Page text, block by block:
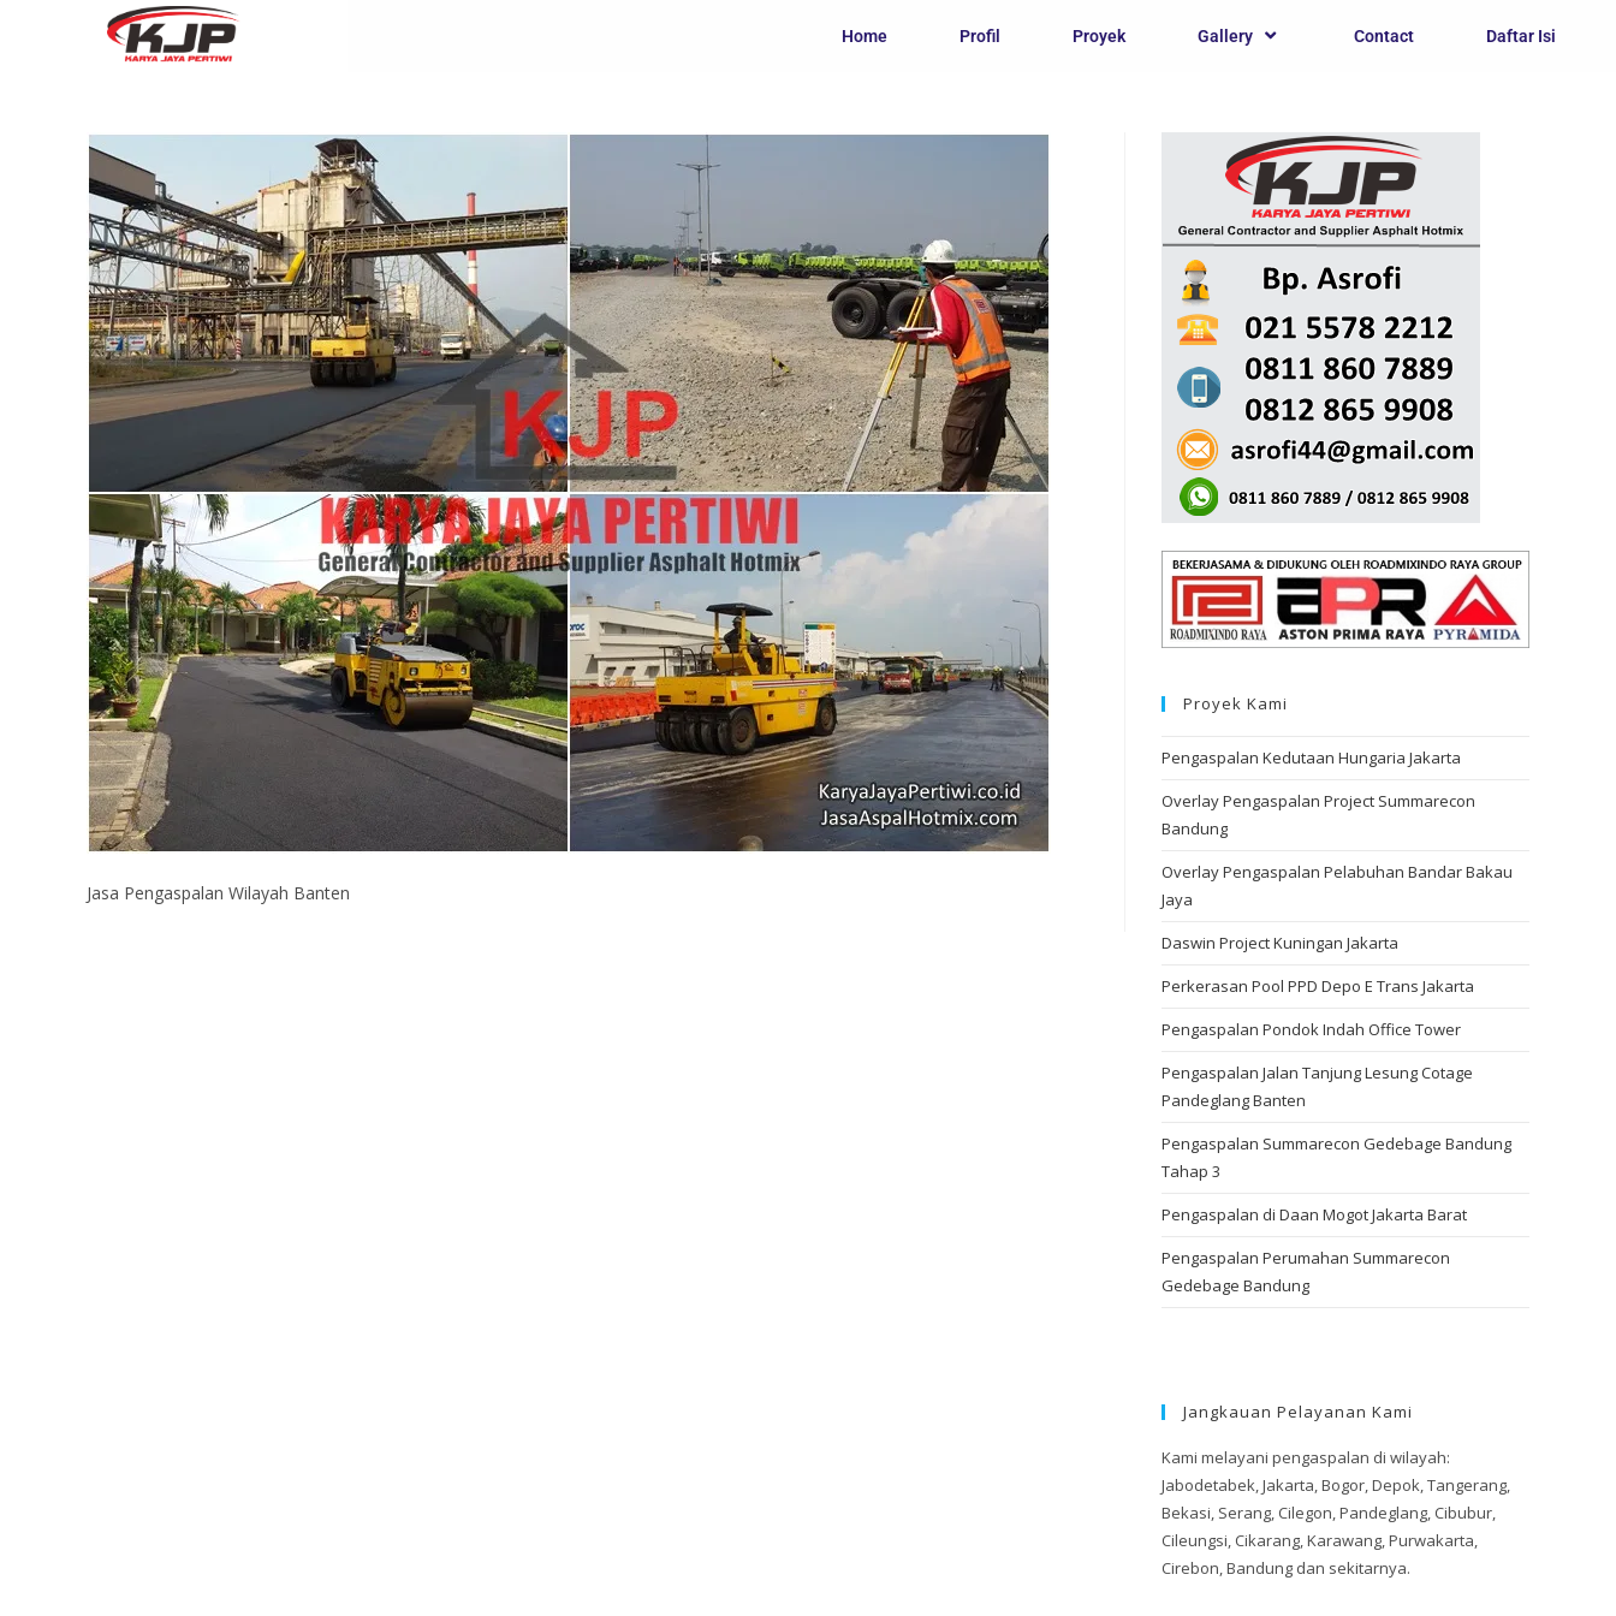
Home Profil Proyek Gallery Contact Daftar Isi
Jasa Pengaspalan Wilayah Banten
Proyek Kami
Pengaspalan Kedutaan Hungaria Jakarta
Overlay Pengaspalan Project Summarecon
Bandung
Overlay Pengaspalan Pelabuhan Bandar Bakau
Jaya
Daswin Project Kuningan Jakarta
Perkerasan Pool PPD Depo E Trans Jakarta
Pengaspalan Pondok Indah Office Tower
Pengaspalan Jalan Tanjung Lesung Cotage
Pandeglang Banten
Pengaspalan Summarecon Gedebage Bandung
Tahap 3
Pengaspalan di Daan Mogot Jakarta Barat
Pengaspalan Perumahan Summarecon
Gedebage Bandung
Jangkauan Pelayanan Kami
Kami melayani pengaspalan di wilayah:
Jabodetabek, Jakarta, Bogor, Depok, Tangerang,
Bekasi, Serang, Cilegon, Pandeglang, Cibubur,
Cileungsi, Cikarang, Karawang, Purwakarta,
Cirebon, Bandung dan sekitarnya.